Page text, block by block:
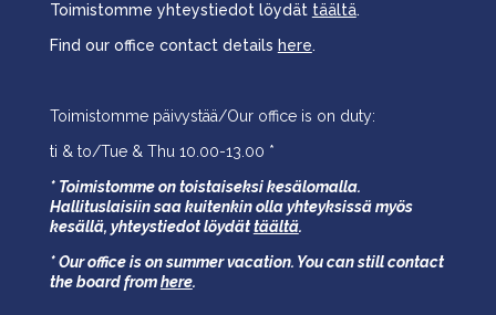
Toimistomme yhteystiedot löydät täältä.
Find our office contact details here.
Toimistomme päivystää/Our office is on duty:
ti & to/Tue & Thu 10.00-13.00 *
* Toimistomme on toistaiseksi kesälomalla.
Hallituslaisiin saa kuitenkin olla yhteyksissä myös
kesällä, yhteystiedot löydättäältä.
* Our office is on summer vacation. You can still contact
the board fromhere.